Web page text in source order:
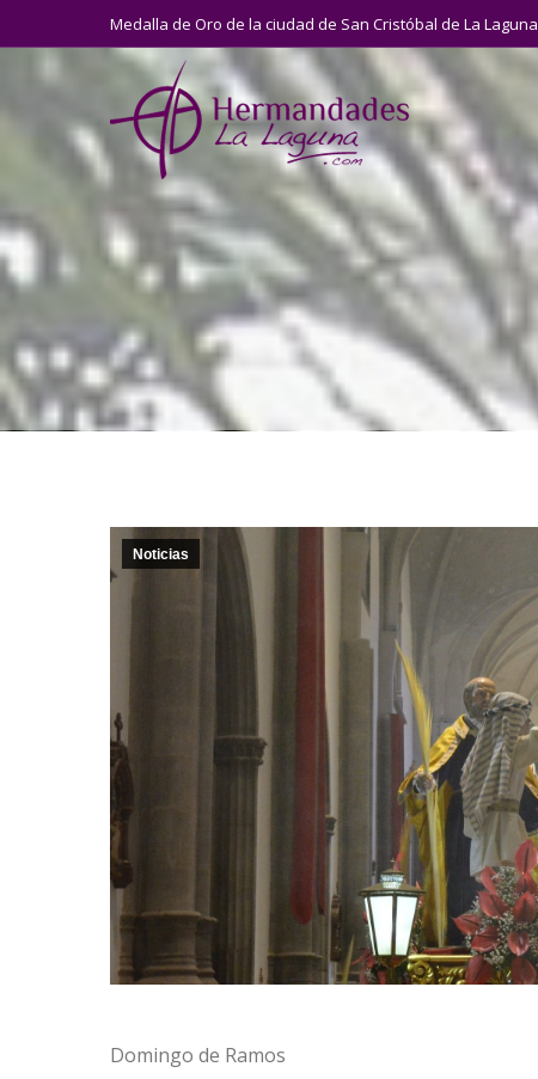
Medalla de Oro de la ciudad de San Cristóbal de La Laguna
Noticias
Domingo de Ramos